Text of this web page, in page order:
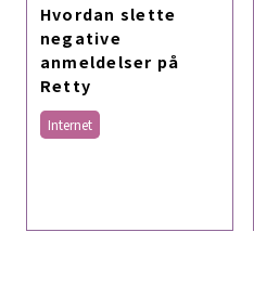
Hvordan slette
negative
anmeldelser på
Retty
Internet